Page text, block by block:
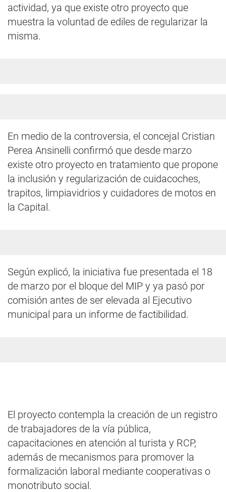
actividad, ya que existe otro proyecto que
muestra la voluntad de ediles de regularizar la
misma.
En medio de la controversia, el concejal Cristian
Perea Ansinelli confirmó que desde marzo
existe otro proyecto en tratamiento que propone
la inclusión y regularización de cuidacoches,
trapitos, limpiavidrios y cuidadores de motos en
la Capital.
Según explicó, la iniciativa fue presentada el 18
de marzo por el bloque del MIP y ya pasó por
comisión antes de ser elevada al Ejecutivo
municipal para un informe de factibilidad.
El proyecto contempla la creación de un registro
de trabajadores de la vía pública,
capacitaciones en atención al turista y RCP,
además de mecanismos para promover la
formalización laboral mediante cooperativas o
monotributo social.